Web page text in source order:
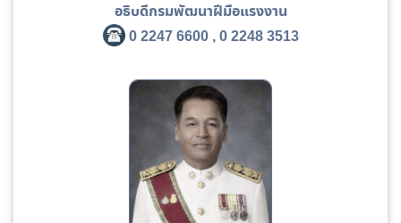
อธิบดีกรมพัฒนาฝีมือแรงงาน
0 2247 6600 , 0 2248 3513